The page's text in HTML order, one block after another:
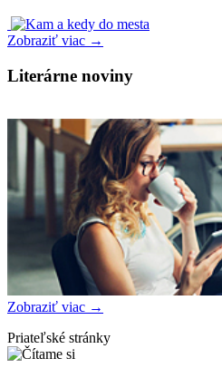
Zobraziť viac →
Literárne noviny
Zobraziť viac →
Priateľské stránky